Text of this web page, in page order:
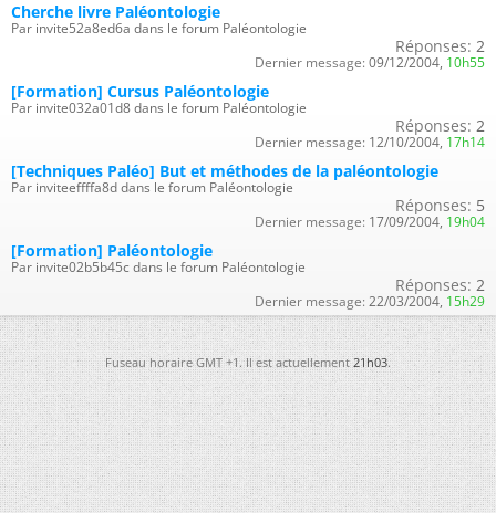
Cherche livre Paléontologie
Par invite52a8ed6a dans le forum Paléontologie
Réponses: 2
Dernier message: 09/12/2004, 10h55
[Formation] Cursus Paléontologie
Par invite032a01d8 dans le forum Paléontologie
Réponses: 2
Dernier message: 12/10/2004, 17h14
[Techniques Paléo] But et méthodes de la paléontologie
Par inviteeffffa8d dans le forum Paléontologie
Réponses: 5
Dernier message: 17/09/2004, 19h04
[Formation] Paléontologie
Par invite02b5b45c dans le forum Paléontologie
Réponses: 2
Dernier message: 22/03/2004, 15h29
Fuseau horaire GMT +1. Il est actuellement21h03.